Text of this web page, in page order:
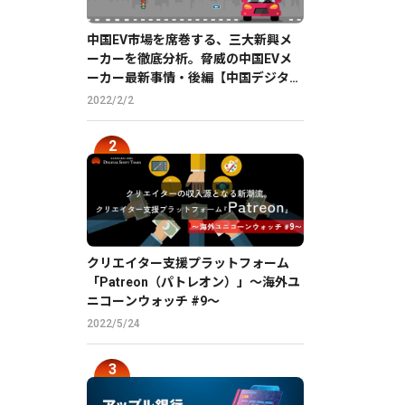
中国EV市場を席巻する、三大新興メ
ーカーを徹底分析。脅威の中国EVメ
ーカー最新事情・後編【中国デジタル
企業最前線】
2022/2/2
クリエイター支援プラットフォーム
「Patreon（パトレオン）」〜海外ユ
ニコーンウォッチ #9〜
2022/5/24